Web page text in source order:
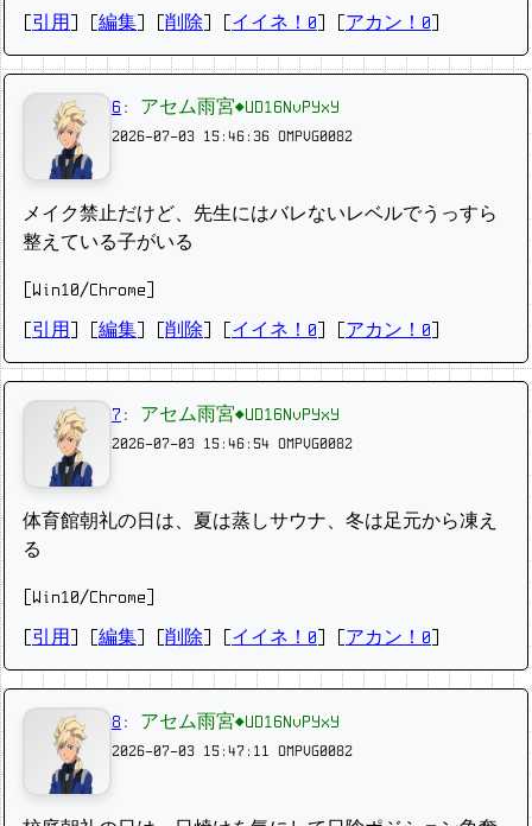
引用 編集 削除 イイネ！0 アカン！0
6 : アセム雨宮◆UD16NvPYxY
2026-07-03 15:46:36 OMPVG0082
メイク禁止だけど、先生にはバレないレベルでうっすら
整えている子がいる
[Win10/Chrome]
引用 編集 削除 イイネ！0 アカン！0
7 : アセム雨宮◆UD16NvPYxY
2026-07-03 15:46:54 OMPVG0082
体育館朝礼の日は、夏は蒸しサウナ、冬は足元から凍え
る
[Win10/Chrome]
引用 編集 削除 イイネ！0 アカン！0
8 : アセム雨宮◆UD16NvPYxY
2026-07-03 15:47:11 OMPVG0082